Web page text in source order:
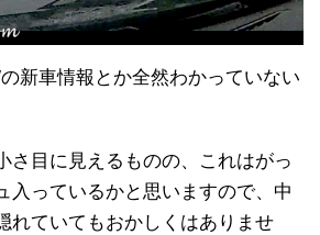
新車情報とか全然わかっていない
さ目に見えるものの、これはがっ
入っているかと思いますので、中
れていてもおかしくはありませ